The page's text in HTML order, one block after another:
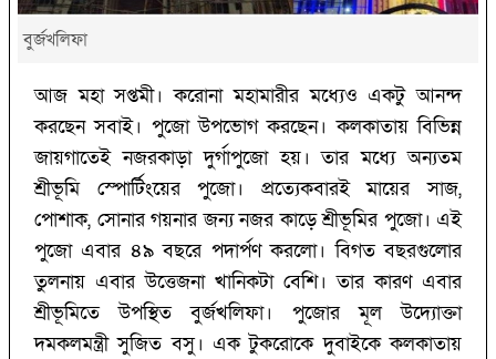
বুর্জখলিফা
আজ মহা সপ্তমী। করোনা মহামারীর মধ্যেও একটু আনন্দ
করছেন সবাই। পুজো উপভোগ করছেন। কলকাতায় বিভিন্ন
জায়গাতেই নজরকাড়া দুর্গাপুজো হয়। তার মধ্যে অন্যতম
শ্রীভূমি স্পোর্টিংয়ের পুজো। প্রত্যেকবারই মায়ের সাজ,
পোশাক, সোনার গয়নার জন্য নজর কাড়ে শ্রীভূমির পুজো। এই
পুজো এবার ৪৯ বছরে পদার্পণ করলো। বিগত বছরগুলোর
তুলনায় এবার উত্তেজনা খানিকটা বেশি। তার কারণ এবার
শ্রীভূমিতে উপস্থিত বুর্জখলিফা। পুজোর মূল উদ্যোক্তা
দমকলমন্ত্রী সুজিত বসু। এক টুকরোকে দুবাইকে কলকাতায়